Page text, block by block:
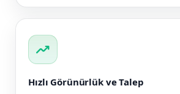
trending_up
Hızlı Görünürlük ve Talep